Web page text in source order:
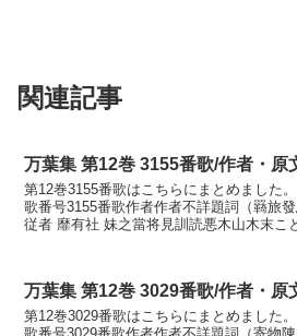
関連記事
万葉集 第12巻 3155番歌/作者・原
第12巻3155番歌はこちらにまとめました
歌番号3155番歌作者作者不詳題詞（羇旅
従者 靡有社 妹之當将見訓読悪木山木末こ
万葉集 第12巻 3029番歌/作者・原
第12巻3029番歌はこちらにまとめました